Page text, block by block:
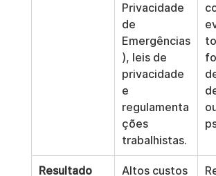
Privacidade
de
Emergências
), leis de
privacidade
e
regulamenta
ções
trabalhistas.
Resultado
Altos custos